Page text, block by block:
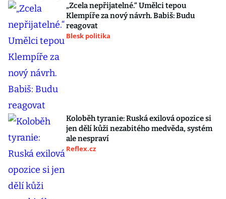
„Zcela nepřijatelné.“ Umělci tepou
Klempíře za nový návrh. Babiš: Budu
reagovat
Blesk politika
Koloběh tyranie: Ruská exilová opozice si
jen dělí kůži nezabitého medvěda, systém
ale nespraví
Reflex.cz